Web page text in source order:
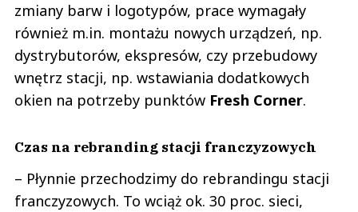
zmiany barw i logotypów, prace wymagały
również m.in. montażu nowych urządzeń, np.
dystrybutorów, ekspresów, czy przebudowy
wnętrz stacji, np. wstawiania dodatkowych
okien na potrzeby punktów Fresh Corner.
Czas na rebranding stacji franczyzowych
– Płynnie przechodzimy do rebrandingu stacji
franczyzowych. To wciąż ok. 30 proc. sieci,